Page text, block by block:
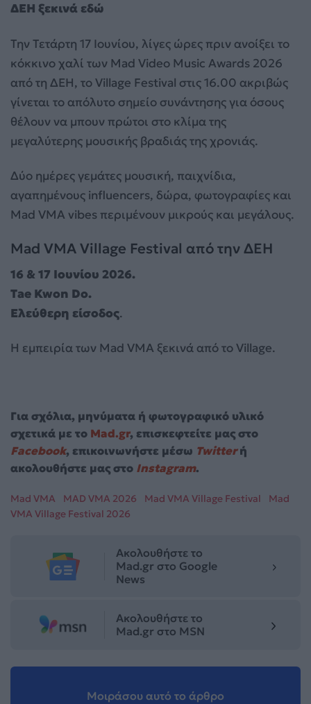
ΔΕΗ ξεκινά εδώ
Την Τετάρτη 17 Ιουνίου, λίγες ώρες πριν ανοίξει το
κόκκινο χαλί των Mad Video Music Awards 2026
από τη ΔΕΗ, το Village Festival στις 16.00 ακριβώς
γίνεται το απόλυτο σημείο συνάντησης για όσους
θέλουν να μπουν πρώτοι στο κλίμα της
μεγαλύτερης μουσικής βραδιάς της χρονιάς.
Δύο ημέρες γεμάτες μουσική, παιχνίδια,
αγαπημένους influencers, δώρα, φωτογραφίες και
Mad VMA vibes περιμένουν μικρούς και μεγάλους.
Mad VMA Village Festival από την ΔΕΗ
16 & 17 Ιουνίου 2026.
Tae Kwon Do.
Ελεύθερη είσοδος.
Η εμπειρία των Mad VMA ξεκινά από το Village.
Για σχόλια, μηνύματα ή φωτογραφικό υλικό
σχετικά με το Mad.gr, επισκεφτείτε μας στο
Facebook, επικοινωνήστε μέσω Twitterή
ακολουθήστε μας στο Instagram.
Mad VMA MAD VMA 2026 Mad VMA Village Festival
Mad
VMA Village Festival 2026
Ακολουθήστε το
Mad.gr στο Google
News
Ακολουθήστε το
Mad.gr στο MSN
Μοιράσου αυτό το άρθρο